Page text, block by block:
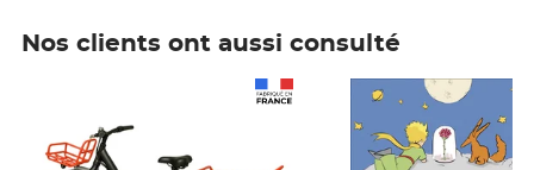
Nos clients ont aussi consulté
Prix 7,50€